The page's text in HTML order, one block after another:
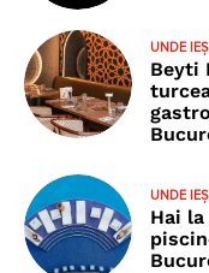
UNDE
Beyti
UNDE
Hai